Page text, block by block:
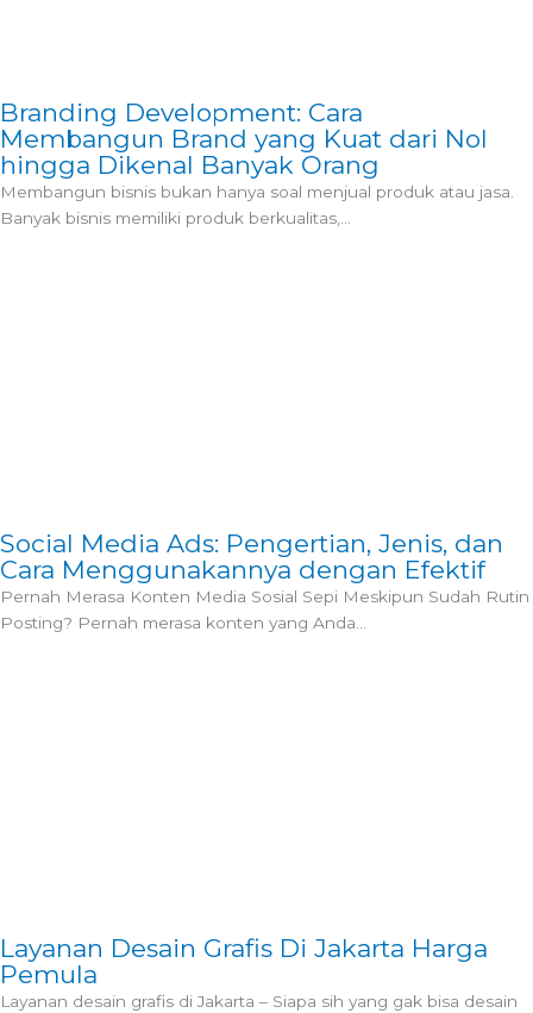
Branding Development: Cara
Membangun Brand yang Kuat dari Nol
hingga Dikenal Banyak Orang
Membangun bisnis bukan hanya soal menjual produk atau jasa.
Banyak bisnis memiliki produk berkualitas,...
Social Media Ads: Pengertian, Jenis, dan
Cara Menggunakannya dengan Efektif
Pernah Merasa Konten Media Sosial Sepi Meskipun Sudah Rutin
Posting? Pernah merasa konten yang Anda...
Layanan Desain Grafis Di Jakarta Harga
Pemula
Layanan desain grafis di Jakarta – Siapa sih yang gak bisa desain